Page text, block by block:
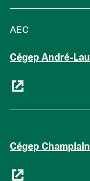
AEC
Cégep André-
Cégep